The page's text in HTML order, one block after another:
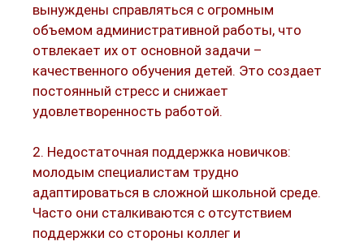
вынуждены справляться с огромным
объемом административной работы, что
отвлекает их от основной задачи –
качественного обучения детей. Это создает
постоянный стресс и снижает
удовлетворенность работой.​
2. Недостаточная поддержка новичков:
молодым специалистам трудно
адаптироваться в сложной школьной среде.
Часто они сталкиваются с отсутствием
поддержки со стороны коллег и